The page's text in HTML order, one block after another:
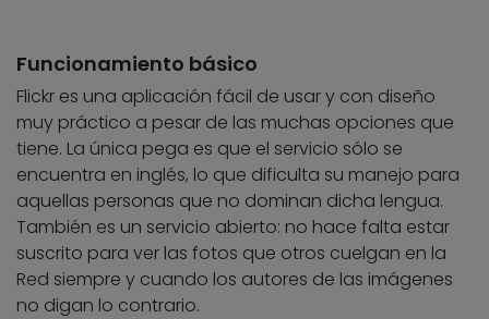
Funcionamiento básico
Flickr es una aplicación fácil de usar y con diseño
muy práctico a pesar de las muchas opciones que
tiene. La única pega es que el servicio sólo se
encuentra en inglés, lo que dificulta su manejo para
aquellas personas que no dominan dicha lengua.
También es un servicio abierto: no hace falta estar
suscrito para ver las fotos que otros cuelgan en la
Red siempre y cuando los autores de las imágenes
no digan lo contrario.